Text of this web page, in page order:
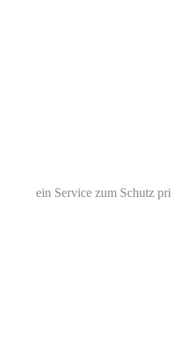
ein Service zum Schutz